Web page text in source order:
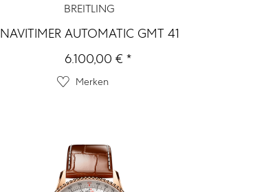
BREITLING
NAVITIMER AUTOMATIC GMT 41
6.100,00 € *
Merken